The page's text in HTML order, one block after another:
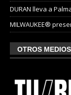
DURAN lleva a
MILWAUKEE®
OTROS